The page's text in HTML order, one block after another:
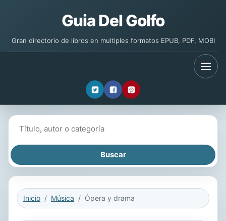
Guia Del Golfo
Gran directorio de libros en multiples formatos EPUB, PDF, MOBI
Inicio Música Ópera y drama